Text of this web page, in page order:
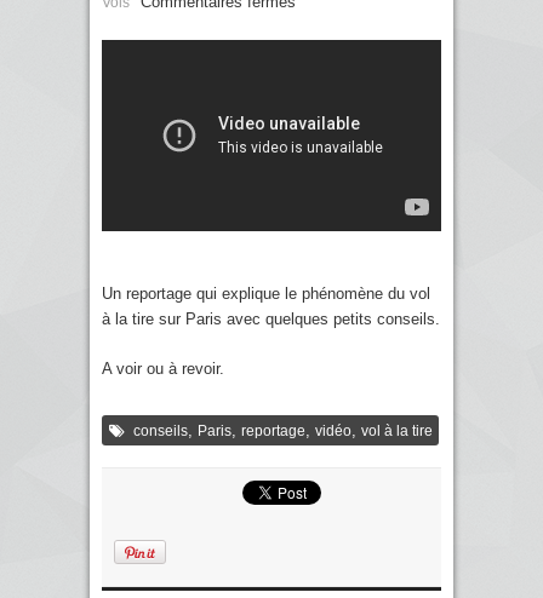
Un reportage qui explique le phénomène du vol
à la tire sur Paris avec quelques petits conseils.
A voir ou à revoir.
conseils Paris reportage vidéo vol à la tire